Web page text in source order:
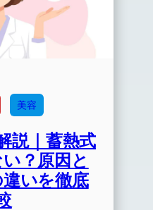
美容
説｜蓄熱式
？原因と
いを徹底